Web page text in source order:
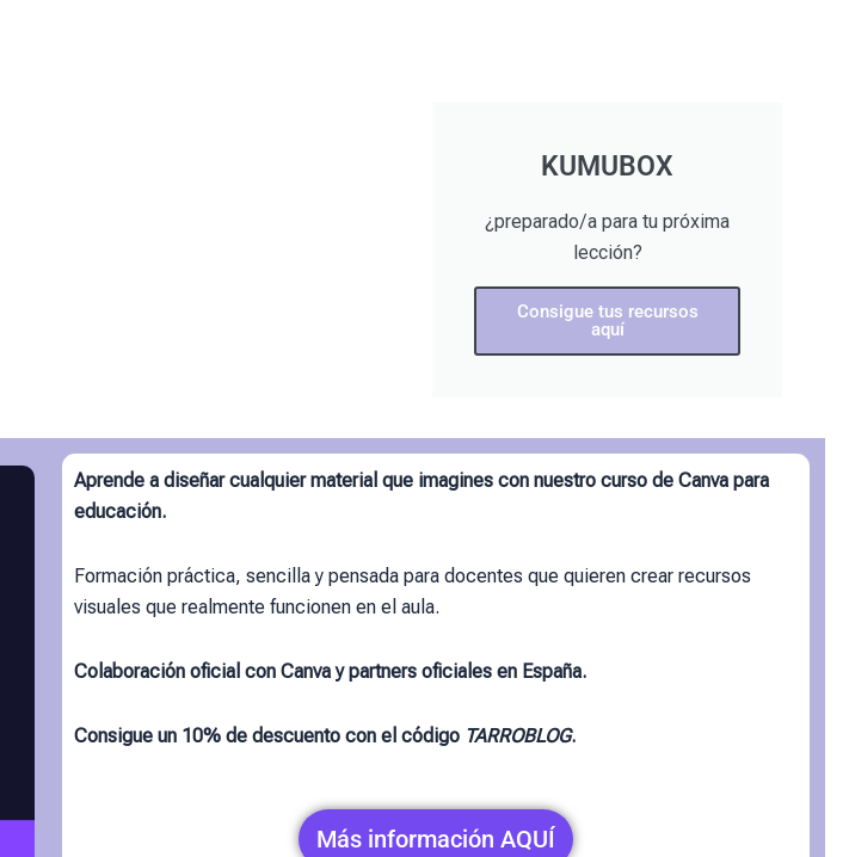
KUMUBOX
¿preparado/a para tu próxima
lección?
Consigue tus recursos
aquí
Aprende a diseñar cualquier material que imagines con nuestro curso de Canva para
educación.
Formación práctica, sencilla y pensada para docentes que quieren crear recursos
visuales que realmente funcionen en el aula.
Colaboración oficial con Canva y partners oficiales en España.
Consigue un 10% de descuento con el código TARROBLOG.
Más información AQUÍ